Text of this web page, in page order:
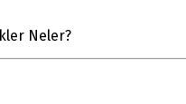
Neler?